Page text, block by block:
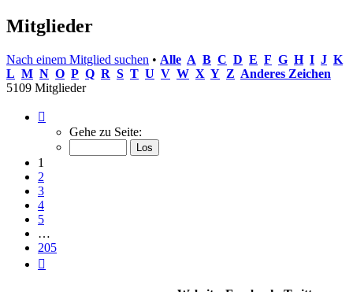
Mitglieder
Nach einem Mitglied suchen • Alle A B C D E F G H I J K
L M N O P Q R S T U V W X Y Z Anderes Zeichen
5109 Mitglieder
von
Gehe zu Seite:
1
2
3
4
5
…
205